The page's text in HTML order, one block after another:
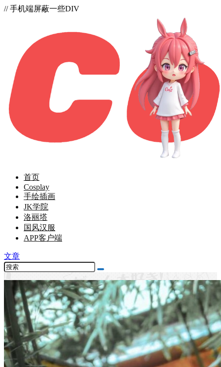
// 手机端屏蔽一些DIV
首页
Cosplay
手绘插画
JK学院
洛丽塔
国风汉服
APP客户端
文章